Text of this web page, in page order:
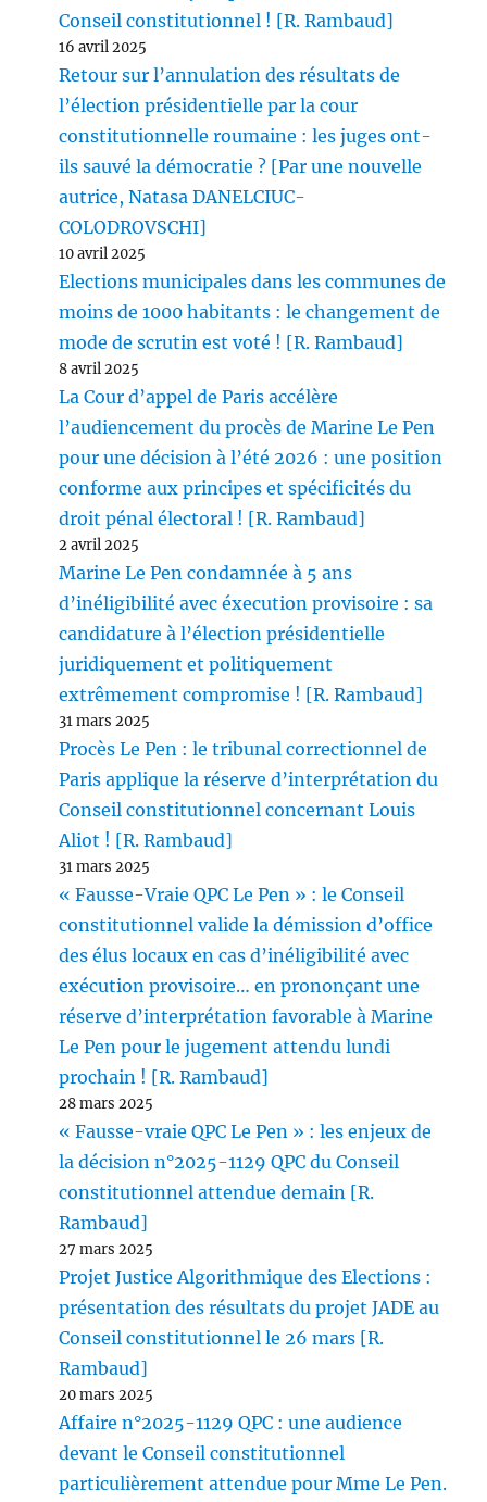
Conseil constitutionnel ! [R. Rambaud]
16 avril 2025
Retour sur l’annulation des résultats de
l’élection présidentielle par la cour
constitutionnelle roumaine : les juges ont-
ils sauvé la démocratie ? [Par une nouvelle
autrice, Natasa DANELCIUC-
COLODROVSCHI]
10 avril 2025
Elections municipales dans les communes de
moins de 1000 habitants : le changement de
mode de scrutin est voté ! [R. Rambaud]
8 avril 2025
La Cour d’appel de Paris accélère
l’audiencement du procès de Marine Le Pen
pour une décision à l’été 2026 : une position
conforme aux principes et spécificités du
droit pénal électoral ! [R. Rambaud]
2 avril 2025
Marine Le Pen condamnée à 5 ans
d’inéligibilité avec éxecution provisoire : sa
candidature à l’élection présidentielle
juridiquement et politiquement
extrêmement compromise ! [R. Rambaud]
31 mars 2025
Procès Le Pen : le tribunal correctionnel de
Paris applique la réserve d’interprétation du
Conseil constitutionnel concernant Louis
Aliot ! [R. Rambaud]
31 mars 2025
« Fausse-Vraie QPC Le Pen » : le Conseil
constitutionnel valide la démission d’office
des élus locaux en cas d’inéligibilité avec
exécution provisoire… en prononçant une
réserve d’interprétation favorable à Marine
Le Pen pour le jugement attendu lundi
prochain ! [R. Rambaud]
28 mars 2025
« Fausse-vraie QPC Le Pen » : les enjeux de
la décision n°2025-1129 QPC du Conseil
constitutionnel attendue demain [R.
Rambaud]
27 mars 2025
Projet Justice Algorithmique des Elections :
présentation des résultats du projet JADE au
Conseil constitutionnel le 26 mars [R.
Rambaud]
20 mars 2025
Affaire n°2025-1129 QPC : une audience
devant le Conseil constitutionnel
particulièrement attendue pour Mme Le Pen.